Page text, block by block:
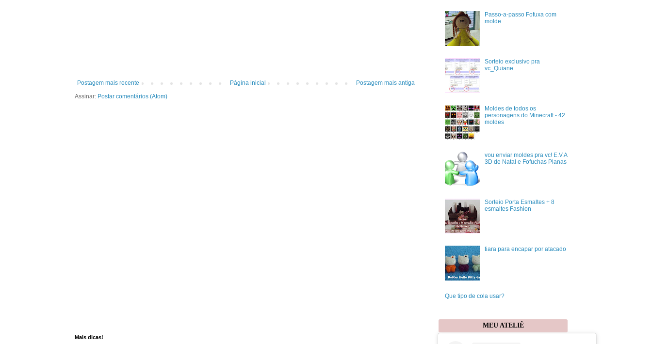
Postagem mais recente Postagem mais antiga
Página inicial
Assinar: Postar comentários (Atom)
Mais dicas!
Passo-a-passo Fofuxa com
molde
Sorteio exclusivo pra
vc_Quiane
Moldes de todos os
personagens do Minecraft - 42
moldes
vou enviar moldes pra vc! E.V.A
3D de Natal e Fofuchas Planas
Sorteio Porta Esmaltes + 8
esmaltes Fashion
tiara para encapar por atacado
Que tipo de cola usar?
MEU ATELIÊ